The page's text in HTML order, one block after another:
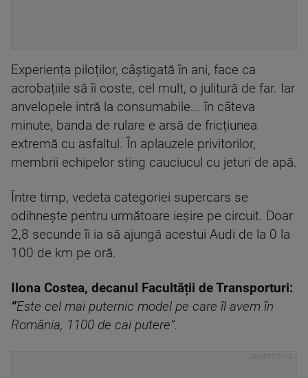
Experiența piloților, câștigată în ani, face ca
acrobațiile să îi coste, cel mult, o julitură de far. Iar
anvelopele intră la consumabile... în câteva
minute, banda de rulare e arsă de fricțiunea
extremă cu asfaltul. În aplauzele privitorilor,
membrii echipelor sting cauciucul cu jeturi de apă.
Între timp, vedeta categoriei supercars se
odihnește pentru următoare ieșire pe circuit. Doar
2,8 secunde îi ia să ajungă acestui Audi de la 0 la
100 de km pe oră.
Ilona Costea, decanul Facultății de Transporturi:
”Este cel mai puternic model pe care îl avem în
România, 1100 de cai putere”.